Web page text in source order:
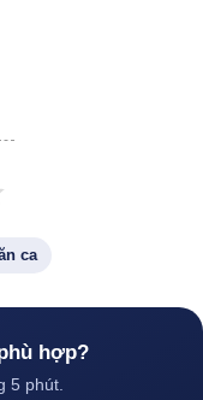
ca
hợp?
5 phút.